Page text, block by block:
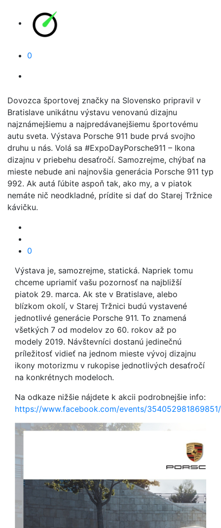
0
Dovozca športovej značky na Slovensko pripravil v
Bratislave unikátnu výstavu venovanú dizajnu
najznámejšiemu a najpredávanejšiemu športovému
autu sveta. Výstava Porsche 911 bude prvá svojho
druhu u nás. Volá sa #ExpoDayPorsche911 – Ikona
dizajnu v priebehu desaťročí. Samozrejme, chýbať na
mieste nebude ani najnovšia generácia Porsche 911 typ
992. Ak autá ľúbite aspoň tak, ako my, a v piatok
nemáte nič neodkladné, prídite si dať do Starej Tržnice
kávičku.
0
Výstava je, samozrejme, statická. Napriek tomu
chceme upriamiť vašu pozornosť na najbližší
piatok 29. marca. Ak ste v Bratislave, alebo
blízkom okolí, v Starej Tržnici budú vystavené
jednotlivé generácie Porsche 911. To znamená
všetkých 7 od modelov zo 60. rokov až po
modely 2019. Návštevníci dostanú jedinečnú
príležitosť vidieť na jednom mieste vývoj dizajnu
ikony motorizmu v rukopise jednotlivých desaťročí
na konkrétnych modeloch.
Na odkaze nižšie nájdete k akcii podrobnejšie info:
https://www.facebook.com/events/354052981869851/